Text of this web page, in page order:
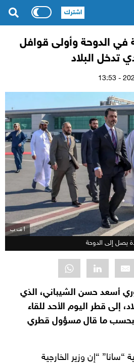
في الدوحة وأولى قوافل
تدخل البلاد
أ ف ب
يصل إلى الدوحة
أسعد حسن الشيباني، الذي
إلى قطر اليوم الأحد للقاء
بحسب ما قال مسؤول قطري
“سانا” “إن وزير الخارجية
اشترك